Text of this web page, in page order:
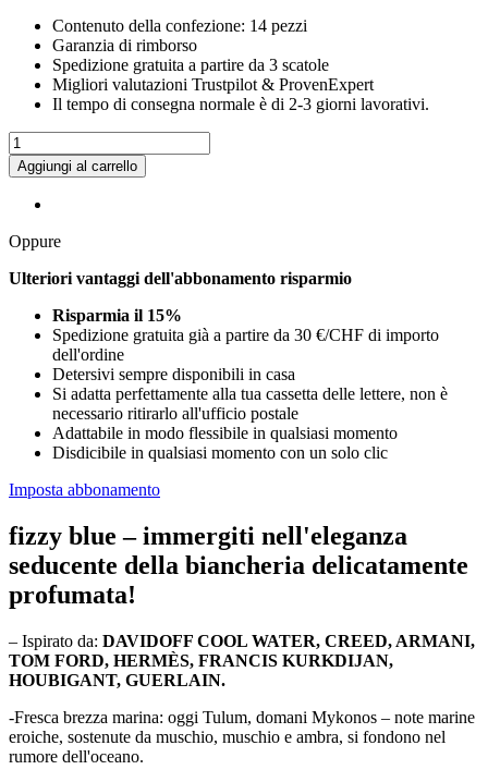
Contenuto della confezione: 14 pezzi
Garanzia di rimborso
Spedizione gratuita a partire da 3 scatole
Migliori valutazioni Trustpilot & ProvenExpert
Il tempo di consegna normale è di 2-3 giorni lavorativi.
Aggiungi al carrello
Oppure
Ulteriori vantaggi dell'abbonamento risparmio
Risparmia il 15%
Spedizione gratuita già a partire da 30 €/CHF di importo
dell'ordine
Detersivi sempre disponibili in casa
Si adatta perfettamente alla tua cassetta delle lettere, non è
necessario ritirarlo all'ufficio postale
Adattabile in modo flessibile in qualsiasi momento
Disdicibile in qualsiasi momento con un solo clic
Imposta abbonamento
fizzy blue –immergiti nell'eleganza
seducente della biancheria delicatamente
profumata!
– Ispirato da: DAVIDOFF COOL WATER, CREED, ARMANI,
TOM FORD, HERMÈS, FRANCIS KURKDIJAN,
HOUBIGANT, GUERLAIN.
-Fresca brezza marina: oggi Tulum, domani Mykonos – note marine
eroiche, sostenute da muschio, muschio e ambra, si fondono nel
rumore dell'oceano.